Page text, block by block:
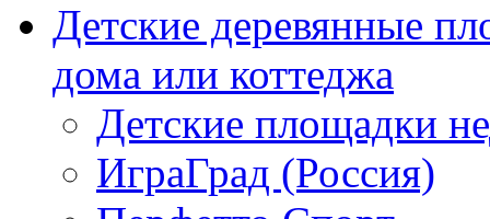
Детские деревянные
дома или коттеджа
Детские площадки
ИграГрад (Россия)